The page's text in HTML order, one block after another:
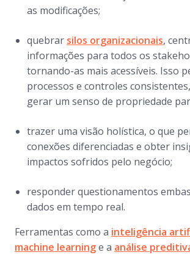
as modificações;
quebrar silos organizacionais,
informações para todos os
tornando-as mais acessíveis. Isso
processos e controles
gerar um senso de propriedade
trazer uma visão holística, o que
conexões diferenciadas e obter
impactos sofridos pelo negócio;
responder questionamentos
dados em tempo real.
Ferramentas como a inteligência
machine learninge a análise